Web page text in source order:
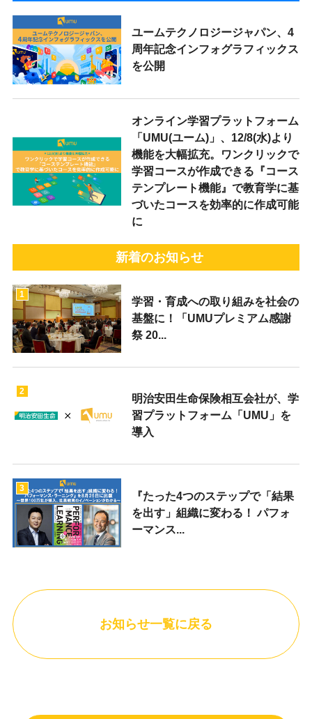
ユームテクノロジージャパン、4
周年記念インフォグラフィックス
を公開
オンライン学習プラットフォーム
「UMU(ユーム)」、12/8(水)より
機能を大幅拡充。ワンクリックで
学習コースが作成できる『コース
テンプレート機能』で教育学に基
づいたコースを効率的に作成可能
に
新着のお知らせ
1
学習・育成への取り組みを社会の
基盤に！「UMUプレミアム感謝
祭 20...
2
明治安田生命保険相互会社が、学
習プラットフォーム「UMU」を
導入
3
『たった4つのステップで「結果
を出す」組織に変わる！ パフォ
ーマンス...
お知らせ一覧に戻る